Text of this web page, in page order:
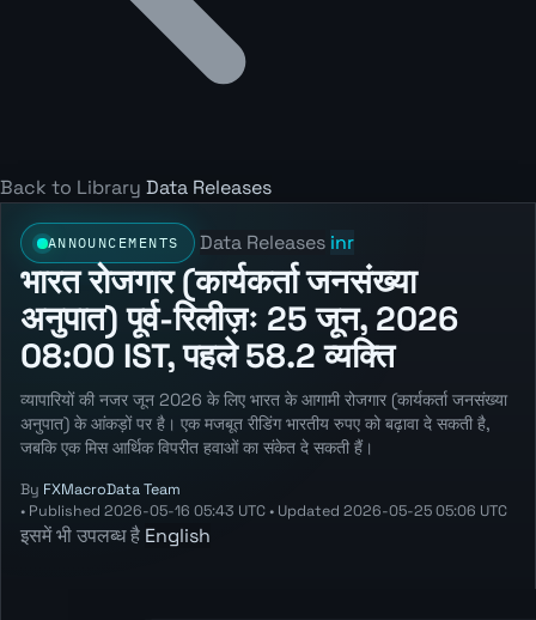
Back to Library Data Releases
ANNOUNCEMENTS Data Releases inr
भारत रोजगार (कार्यकर्ता जनसंख्या
अनुपात) पूर्व-रिलीज़ः 25 जून, 2026
08:00 IST, पहले 58.2 व्यक्ति
व्यापारियों की नजर जून 2026 के लिए भारत के आगामी रोजगार (कार्यकर्ता जनसंख्या
अनुपात) के आंकड़ों पर है। एक मजबूत रीडिंग भारतीय रुपए को बढ़ावा दे सकती है,
जबकि एक मिस आर्थिक विपरीत हवाओं का संकेत दे सकती हैं।
By FXMacroData Team
• Published 2026-05-16 05:43 UTC • Updated 2026-05-25 05:06 UTC
इसमें भी उपलब्ध है English